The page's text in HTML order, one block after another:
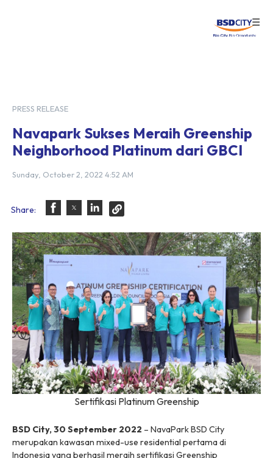
☰
PRESS RELEASE
Navapark Sukses Meraih Greenship
Neighborhood Platinum dari GBCI
Sunday, October 2, 2022 4:52 AM
Share:
Sertifikasi Platinum Greenship
BSD City, 30 September 2022 – NavaPark BSD City
merupakan kawasan mixed-use residential pertama di
Indonesia yang berhasil meraih sertifikasi Greenship